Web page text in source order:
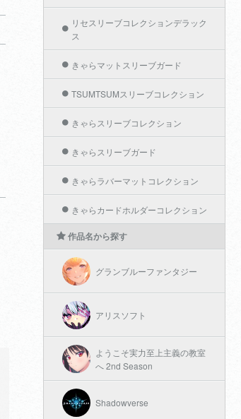
リセスリーブコレクションデラック
ス
きゃらマットスリーブガード
TSUMTSUMスリーブコレクション
きゃらスリーブコレクション
きゃらスリーブガード
きゃらラバーマットコレクション
きゃらカードホルダーコレクション
作品名から探す
グランブルーファンタジー
アリスソフト
ようこそ実力至上主義の教室
へ 2nd Season
Shadowverse